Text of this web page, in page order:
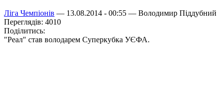
Ліга Чемпіонів — 13.08.2014 - 00:55 — Володимир Піддубний
Переглядів: 4010
Поділитись:
"Реал" став володарем Суперкубка УЄФА.